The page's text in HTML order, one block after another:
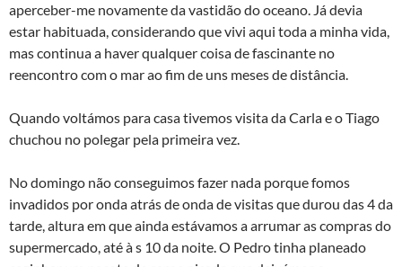
aperceber-me novamente da vastidão do oceano. Já devia
estar habituada, considerando que vivi aqui toda a minha vida,
mas continua a haver qualquer coisa de fascinante no
reencontro com o mar ao fim de uns meses de distância.
Quando voltámos para casa tivemos visita da Carla e o Tiago
chuchou no polegar pela primeira vez.
No domingo não conseguimos fazer nada porque fomos
invadidos por onda atrás de onda de visitas que durou das 4 da
tarde, altura em que ainda estávamos a arrumar as compras do
supermercado, até à s 10 da noite. O Pedro tinha planeado